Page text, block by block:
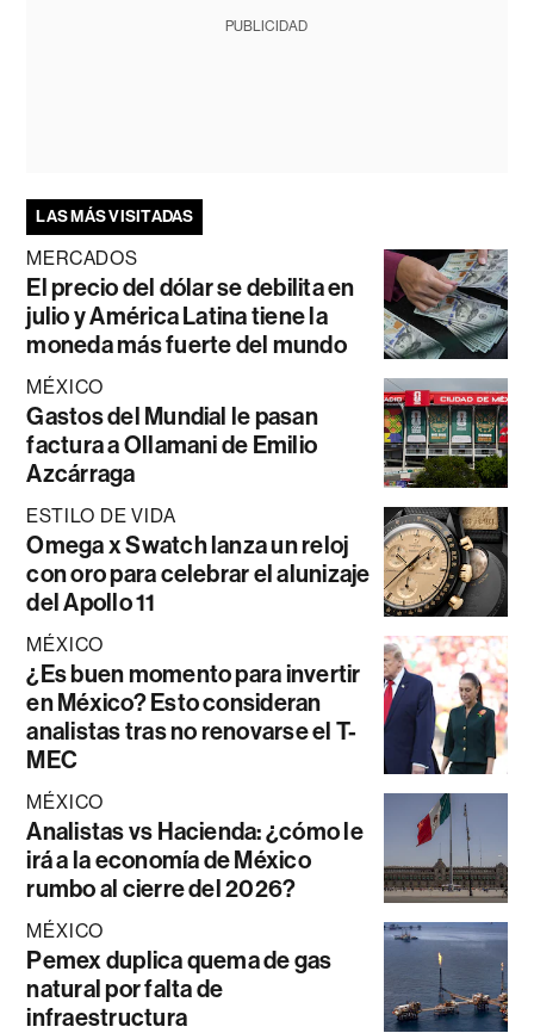
PUBLICIDAD
LAS MÁS VISITADAS
MERCADOS
El precio del dólar se debilita en
julio y América Latina tiene la
moneda más fuerte del mundo
MÉXICO
Gastos del Mundial le pasan
factura a Ollamani de Emilio
Azcárraga
ESTILO DE VIDA
Omega x Swatch lanza un reloj
con oro para celebrar el alunizaje
del Apollo 11
MÉXICO
¿Es buen momento para invertir
en México? Esto consideran
analistas tras no renovarse el T-
MEC
MÉXICO
Analistas vs Hacienda: ¿cómo le
irá a la economía de México
rumbo al cierre del 2026?
MÉXICO
Pemex duplica quema de gas
natural por falta de
infraestructura